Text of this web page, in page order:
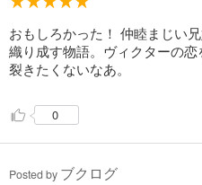
おもしろかった！ 仲睦まじい
織り成す物語。ヴィクターの
裂きたくないなあ。
0
Posted by ブクログ